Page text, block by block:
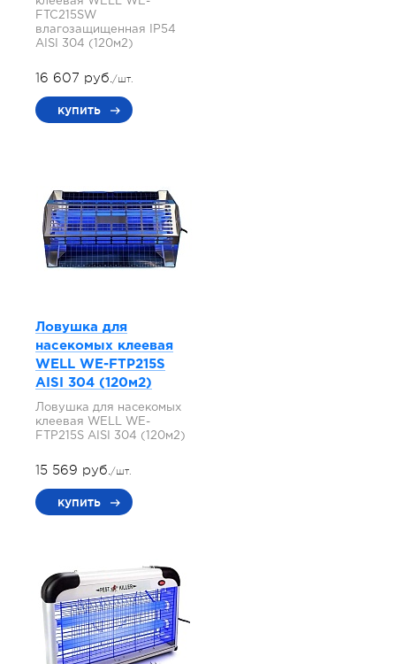
FTC215SW
влагозащищенная IP54
AISI 304 (120м2)
16 607 руб./шт.
купить
Ловушка для
насекомых клеевая
WELL WE-FTP215S
AISI 304 (120м2)
Ловушка для насекомых
клеевая WELL WE-
FTP215S AISI 304 (120м2)
15 569 руб./шт.
купить